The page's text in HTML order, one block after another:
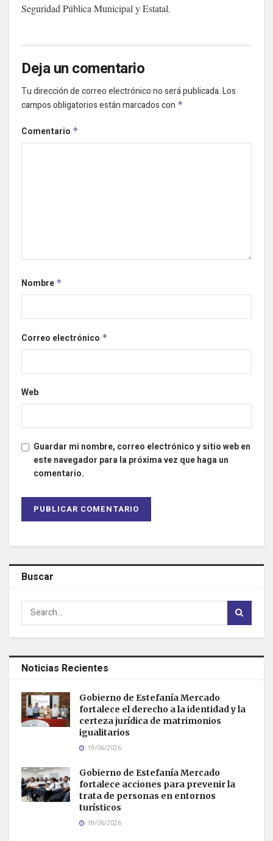
Seguridad Pública Municipal y Estatal.
Deja un comentario
Tu dirección de correo electrónico no será publicada.Los
campos obligatorios están marcados con *
Comentario *
Nombre *
Correo electrónico *
Web
Guardar mi nombre, correo electrónico y sitio web en
este navegador para la próxima vez que haga un
comentario.
Buscar
Noticias Recientes
Gobierno de Estefanía Mercado
fortalece el derecho a la identidad y la
certeza jurídica de matrimonios
igualitarios
19/06/2026
Gobierno de Estefanía Mercado
fortalece acciones para prevenir la
trata de personas en entornos
turísticos
18/06/2026